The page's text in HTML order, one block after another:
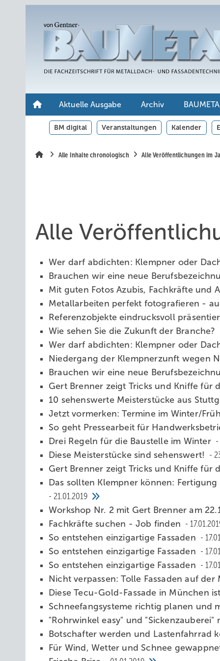
Aktuelle Ausgabe Archiv
BM digital Veranstaltungen Kalender
Alle Inhalte chronologisch Alle Veröffentlichungen im
Alle
Wer darf abdichten: Klempner oder
Brauchen wir eine neue
Mit guten Fotos Azubis, Fachkräfte und
Metallarbeiten perfekt fotografieren -
Referenzobjekte eindrucksvoll
Wie sehen Sie die Zukunft der Branche?
Wer darf abdichten: Klempner oder
Niedergang der Klempnerzunft wegen
Brauchen wir eine neue
Gert Brenner zeigt Tricks und Kniffe für
10 sehenswerte Meisterstücke aus
Jetzt vormerken: Termine im Winter/
So geht Pressearbeit für
Drei Regeln für die Baustelle im Winter
Diese Meisterstücke sind sehenswert!
Gert Brenner zeigt Tricks und Kniffe für
Das sollten Klempner können:
21.01.2019
Workshop Nr. 2 mit Gert Brenner am
Fachkräfte suchen - Job finden
So entstehen einzigartige Fassaden
So entstehen einzigartige Fassaden
So entstehen einzigartige Fassaden
Nicht verpassen: Tolle Fassaden auf der
Diese Tecu-Gold-Fassade in München
Schneefangsysteme richtig planen und
"Rohrwinkel easy" und "Sickenzauberei"
Botschafter werden und Lastenfahrrad
Für Wind, Wetter und Schnee